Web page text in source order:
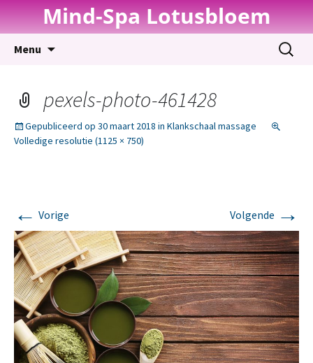
Mind-Spa Lotusbloem
Menu
Zoeken
naar:
pexels-photo-461428
Gepubliceerd op 30 maart 2018 in Klankschaal massage
Volledige resolutie (1125 × 750)
← Vorige Volgende →